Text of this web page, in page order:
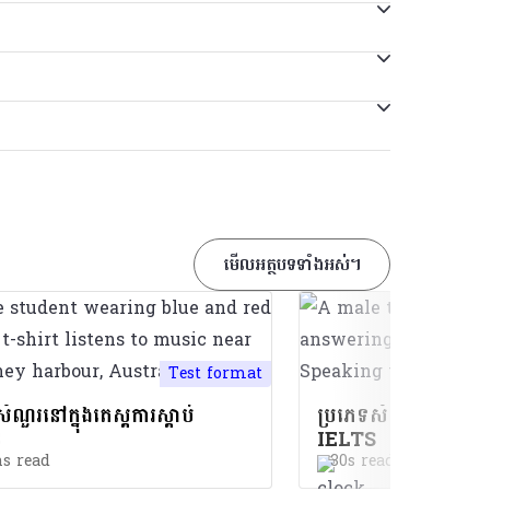
គម។ ប្រសិនបើអ្នកមានគម្រោងទៅសិក្សានៅ
ណាដា អូស្រ្តាលី ណូវែលសេឡង់ ចក្រភពអង់គ្លេស ឬ
លំបាក។ ភាពខុសគ្នាតែមួយគត់នោះគឺតេស្ត IELTS
កស្រុក។
បានធ្វើតេស្ត IELTS សម្រាប់ UKVI នៅឯមជ្ឈ
នដែលជាផ្នែកមួយនៃការវាយតម្លៃការធ្វើចំណាក
ថាប័នដែលអ្នកកំពុងដាក់ពាក្យ។ ពួកគេនឹងអាចផ្តល់
ាចម្បងរបស់អ្នកក៏ដោយ អ្នកនៅតែត្រូវត្រៀមសម្រាប់
រអាន និងការសរសេរ ដោយត្រូវធ្វើតេស្តការស្តាប់
មើលអត្ថបទទាំងអស់។
Test format
រនៅក្នុងតេស្តការស្តាប់
read
ប្រភេទសំណួរនៅក្នុងតេស្
IELTS
30s read